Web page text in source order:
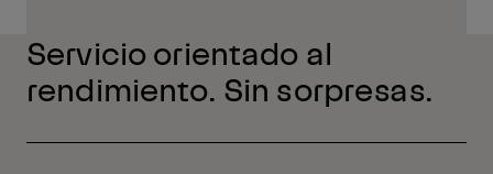
Servicio orientado al
rendimiento. Sin sorpresas.